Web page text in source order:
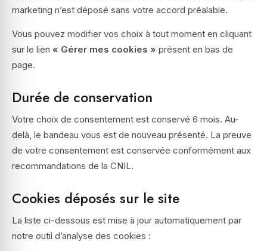
marketing n’est déposé sans votre accord préalable.
Vous pouvez modifier vos choix à tout moment en cliquant
sur le lien « Gérer mes cookies » présent en bas de
page.
Durée de conservation
Votre choix de consentement est conservé 6 mois. Au-
delà, le bandeau vous est de nouveau présenté. La preuve
de votre consentement est conservée conformément aux
recommandations de la CNIL.
Cookies déposés sur le site
La liste ci-dessous est mise à jour automatiquement par
notre outil d’analyse des cookies :